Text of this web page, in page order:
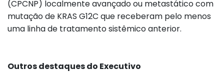
(CPCNP) localmente avançado ou metastático com
mutação de KRAS G12C que receberam pelo menos
uma linha de tratamento sistêmico anterior.
Outros destaques do Executivo